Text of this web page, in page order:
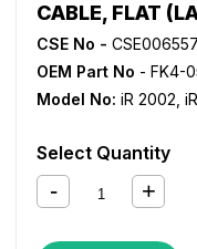
CABLE, FLAT
CSE No - CSE006557
OEM Part No - FK4-
Model No: iR 2002
Select Quantity